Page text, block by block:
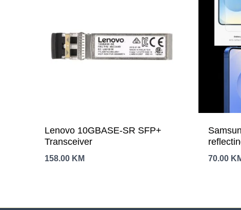
Lenovo 10GBASE-SR SFP+
Transceiver
158.00 KM 70.00